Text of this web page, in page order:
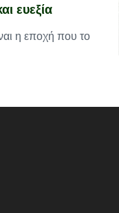
ευεξία
η εποχή που το